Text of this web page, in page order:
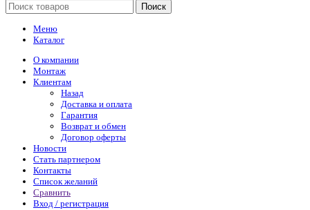
Поиск
Меню
Каталог
О компании
Монтаж
Клиентам
Назад
Доставка и оплата
Гарантия
Возврат и обмен
Договор оферты
Новости
Стать партнером
Контакты
Список желаний
Сравнить
Вход / регистрация